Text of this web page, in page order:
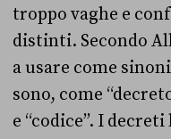
troppo vaghe e
distinti. Secondo
a usare come
sono, come
e “codice”. I